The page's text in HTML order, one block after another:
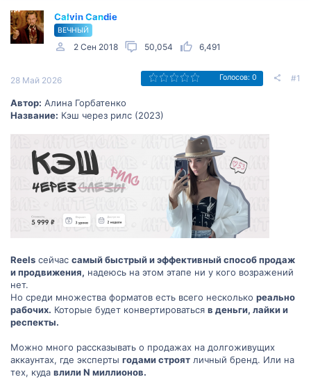
Calvin Candie
ВЕЧНЫЙ
2 Сен 2018 50,054 6,491
28 Май 2026 Голосов: 0 #1
Автор: Алина Горбатенко
Название: Кэш через рилс (2023)
Reels сейчас самый быстрый и эффективный способ продаж
и продвижения, надеюсь на этом этапе ни у кого возражений
нет.
Но среди множества форматов есть всего несколько реально
рабочих. Которые будет конвертироваться в деньги, лайки и
респекты.
Можно много рассказывать о продажах на долгоживущих
аккаунтах, где эксперты годами строят личный бренд. Или на
тех, куда влили N миллионов.